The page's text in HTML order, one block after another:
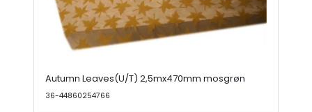
Autumn Leaves(U/T) 2,5mx470mm mosgrøn
36-44860254766